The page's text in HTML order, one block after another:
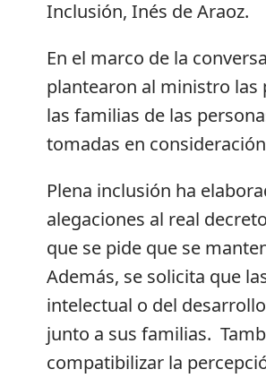
Inclusión, Inés de Araoz.
En el marco de la
plantearon al ministro las
las familias de las
tomadas en
Plena inclusión ha
alegaciones al real
que se pide que se
Además, se solicita que
intelectual o del
junto a sus familias.
compatibilizar la